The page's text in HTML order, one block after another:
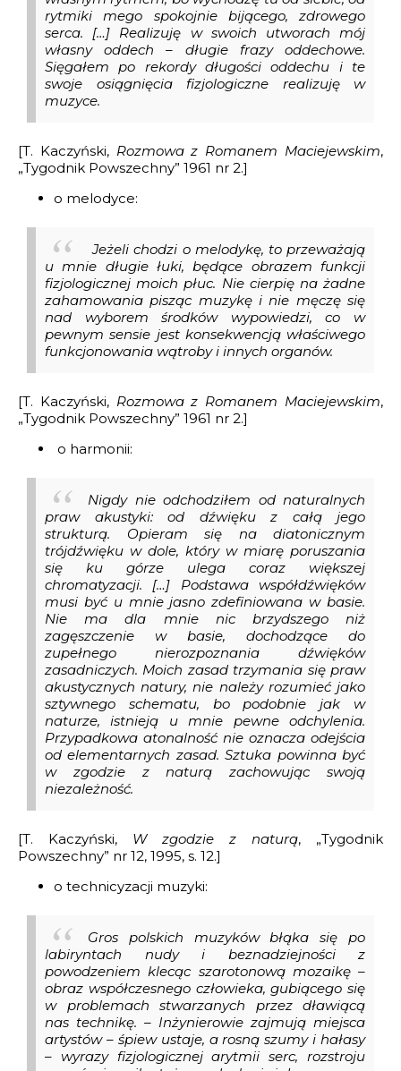
rytmiki mego spokojnie bijącego, zdrowego
serca. […] Realizuję w swoich utworach mój
własny oddech – długie frazy oddechowe.
Sięgałem po rekordy długości oddechu i te
swoje osiągnięcia fizjologiczne realizuję w
muzyce.
[T. Kaczyński, Rozmowa z Romanem Maciejewskim,
„Tygodnik Powszechny” 1961 nr 2.]
o melodyce:
Jeżeli chodzi o melodykę, to przeważają
u mnie długie łuki, będące obrazem funkcji
fizjologicznej moich płuc. Nie cierpię na żadne
zahamowania pisząc muzykę i nie męczę się
nad wyborem środków wypowiedzi, co w
pewnym sensie jest konsekwencją właściwego
funkcjonowania wątroby i innych organów.
[T. Kaczyński, Rozmowa z Romanem Maciejewskim,
„Tygodnik Powszechny” 1961 nr 2.]
o harmonii:
Nigdy nie odchodziłem od naturalnych
praw akustyki: od dźwięku z całą jego
strukturą. Opieram się na diatonicznym
trójdźwięku w dole, który w miarę poruszania
się ku górze ulega coraz większej
chromatyzacji. […] Podstawa współdźwięków
musi być u mnie jasno zdefiniowana w basie.
Nie ma dla mnie nic brzydszego niż
zagęszczenie w basie, dochodzące do
zupełnego nierozpoznania dźwięków
zasadniczych. Moich zasad trzymania się praw
akustycznych natury, nie należy rozumieć jako
sztywnego schematu, bo podobnie jak w
naturze, istnieją u mnie pewne odchylenia.
Przypadkowa atonalność nie oznacza odejścia
od elementarnych zasad. Sztuka powinna być
w zgodzie z naturą zachowując swoją
niezależność.
[T. Kaczyński, W zgodzie z naturą, „Tygodnik
Powszechny” nr 12, 1995, s. 12.]
o technicyzacji muzyki:
Gros polskich muzyków błąka się po
labiryntach nudy i beznadziejności z
powodzeniem klecąc szarotonową mozaikę –
obraz współczesnego człowieka, gubiącego się
w problemach stwarzanych przez dławiącą
nas technikę. – Inżynierowie zajmują miejsca
artystów – śpiew ustaje, a rosną szumy i hałasy
– wyrazy fizjologicznej arytmii serc, rozstroju